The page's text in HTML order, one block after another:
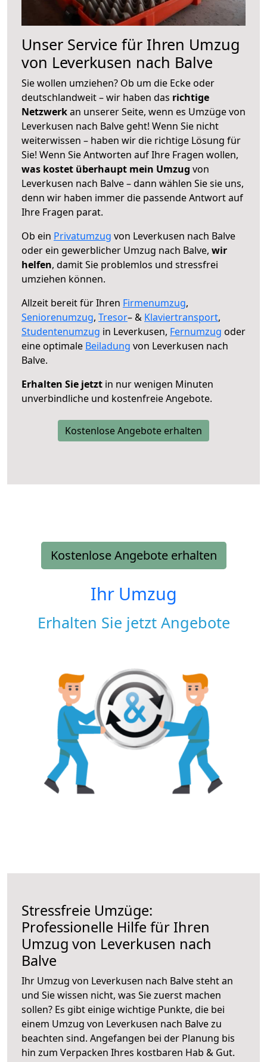
Unser Service für Ihren Umzug
von Leverkusen nach Balve
Sie wollen umziehen? Ob um die Ecke oder
deutschlandweit – wir haben das richtige
Netzwerkan unserer Seite, wenn es Umzüge von
Leverkusen nach Balve geht! Wenn Sie nicht
weiterwissen – haben wir die richtige Lösung für
Sie! Wenn Sie Antworten auf Ihre Fragen wollen,
was kostet überhaupt mein Umzug von
Leverkusen nach Balve – dann wählen Sie sie uns,
denn wir haben immer die passende Antwort auf
Ihre Fragen parat.
Ob ein Privatumzug von Leverkusen nach Balve
oder ein gewerblicher Umzug nach Balve, wir
helfen, damit Sie problemlos und stressfrei
umziehen können.
Allzeit bereit für Ihren Firmenumzug,
Seniorenumzug, Tresor– & Klaviertransport,
Studentenumzug in Leverkusen, Fernumzug oder
eine optimale Beiladung von Leverkusen nach
Balve.
Erhalten Sie jetzt in nur wenigen Minuten
unverbindliche und kostenfreie Angebote.
Kostenlose Angebote erhalten
Kostenlose Angebote erhalten
Ihr Umzug
Erhalten Sie jetzt Angebote
Stressfreie Umzüge:
Professionelle Hilfe für Ihren
Umzug von Leverkusen nach
Balve
Ihr Umzug von Leverkusen nach Balve steht an
und Sie wissen nicht, was Sie zuerst machen
sollen? Es gibt einige wichtige Punkte, die bei
einem Umzug von Leverkusen nach Balve zu
beachten sind. Angefangen bei der Planung bis
hin zum Verpacken Ihres kostbaren Hab & Gut.